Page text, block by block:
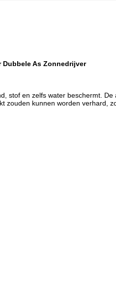
Dubbele As Zonnedrijver
stof en zelfs water beschermt.
zouden kunnen worden verhard,